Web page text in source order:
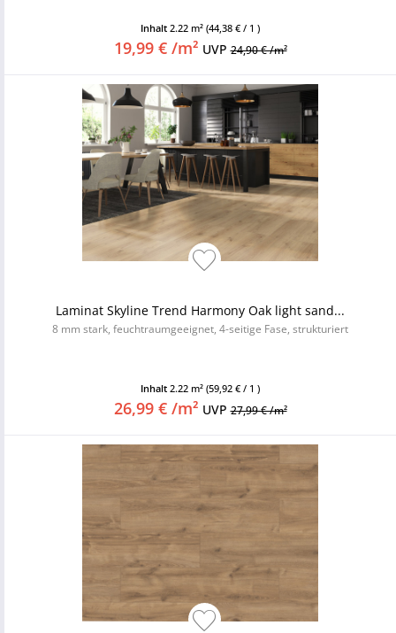
Inhalt 2.22 m² (44,38 € / 1 )
19,99 € /m² UVP24,90 € /m²
Laminat Skyline Trend Harmony Oak light sand...
8 mm stark, feuchtraumgeeignet, 4-seitige Fase, strukturiert
Inhalt 2.22 m² (59,92 € / 1 )
26,99 € /m² UVP27,99 € /m²